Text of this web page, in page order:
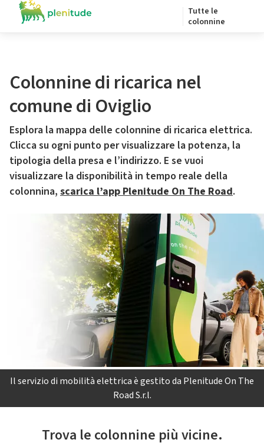
Tutte le
colonnine
Colonnine di ricarica nel
comune di Oviglio
Esplora la mappa delle colonnine di ricarica elettrica.
Clicca su ogni punto per visualizzare la potenza, la
tipologia della presa e l’indirizzo. E se vuoi
visualizzare la disponibilità in tempo reale della
colonnina, scarica l’app Plenitude On The Road.
Il servizio di mobilità elettrica è gestito da Plenitude On The
Road S.r.l.
Trova le colonnine più vicine.